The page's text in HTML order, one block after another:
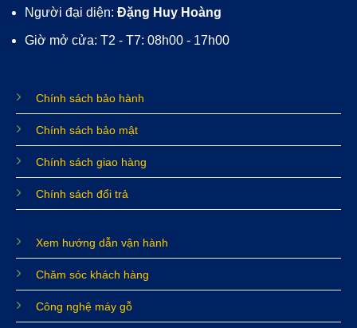
Người đại diện: Đặng Huy Hoàng
Giờ mở cửa: T2 - T7: 08h00 - 17h00
Chính sách bảo hành
Chính sách bảo mật
Chính sách giao hàng
Chính sách đổi trả
Xem hướng dẫn vận hành
Chăm sóc khách hàng
Công nghệ máy gỗ